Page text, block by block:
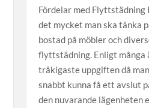
Fördelar med Flyttstädning
det mycket man ska tänka
bostad på möbler och
flyttstädning. Enligt många
tråkigaste uppgiften då
snabbt kunna få ett avslut
den nuvarande lägenheten